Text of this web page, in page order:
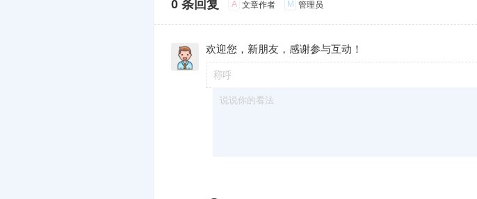
0 条回复 A 文章作者 M 管理员
欢迎您，新朋友，感谢参与互动！